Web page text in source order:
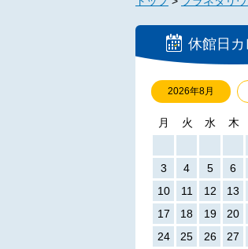
休館日
2026年8月
月 火 水 木
3
4 5 6
10
11 12 13
17
18 19 20
24
25 26 27